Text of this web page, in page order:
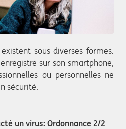
existent sous diverses formes.
enregistre sur son smartphone,
ou personnelles ne
sécurité.
un virus: Ordonnance 2/2